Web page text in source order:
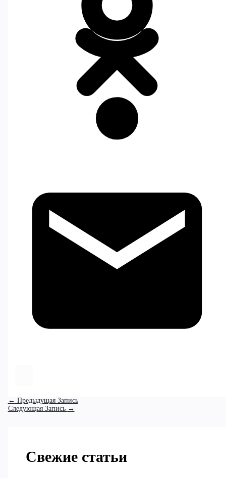
← Предыдущая Запись
Следующая Запись →
Свежие статьи